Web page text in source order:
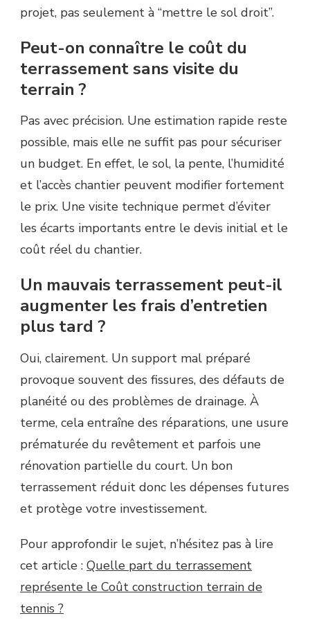
projet, pas seulement à “mettre le sol droit”.
Peut-on connaître le coût du
terrassement sans visite du
terrain ?
Pas avec précision. Une estimation rapide reste
possible, mais elle ne suffit pas pour sécuriser
un budget. En effet, le sol, la pente, l’humidité
et l’accès chantier peuvent modifier fortement
le prix. Une visite technique permet d’éviter
les écarts importants entre le devis initial et le
coût réel du chantier.
Un mauvais terrassement peut-il
augmenter les frais d’entretien
plus tard ?
Oui, clairement. Un support mal préparé
provoque souvent des fissures, des défauts de
planéité ou des problèmes de drainage. À
terme, cela entraîne des réparations, une usure
prématurée du revêtement et parfois une
rénovation partielle du court. Un bon
terrassement réduit donc les dépenses futures
et protège votre investissement.
Pour approfondir le sujet, n’hésitez pas à lire
cet article : Quelle part du terrassement
représente le Coût construction terrain de
tennis ?